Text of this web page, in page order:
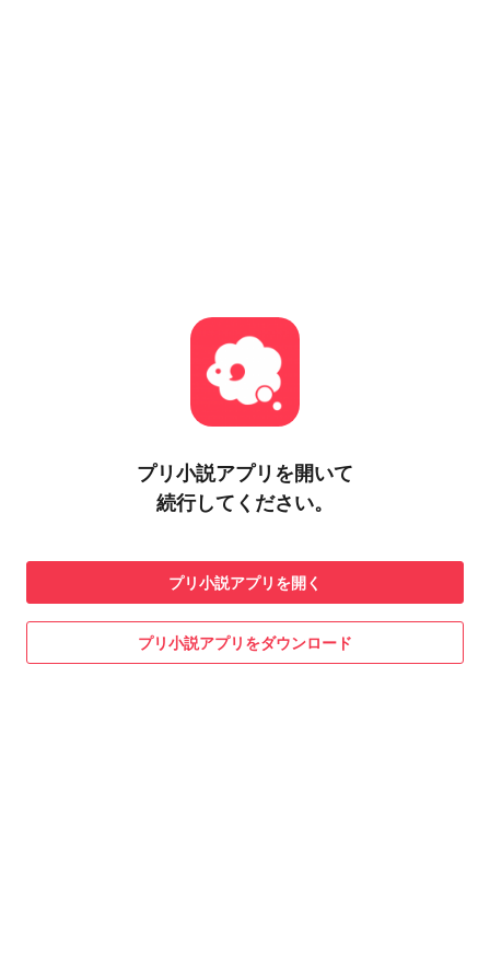
プリ小説アプリを開いて
続行してください。
プリ小説アプリを開く
プリ小説アプリをダウンロード